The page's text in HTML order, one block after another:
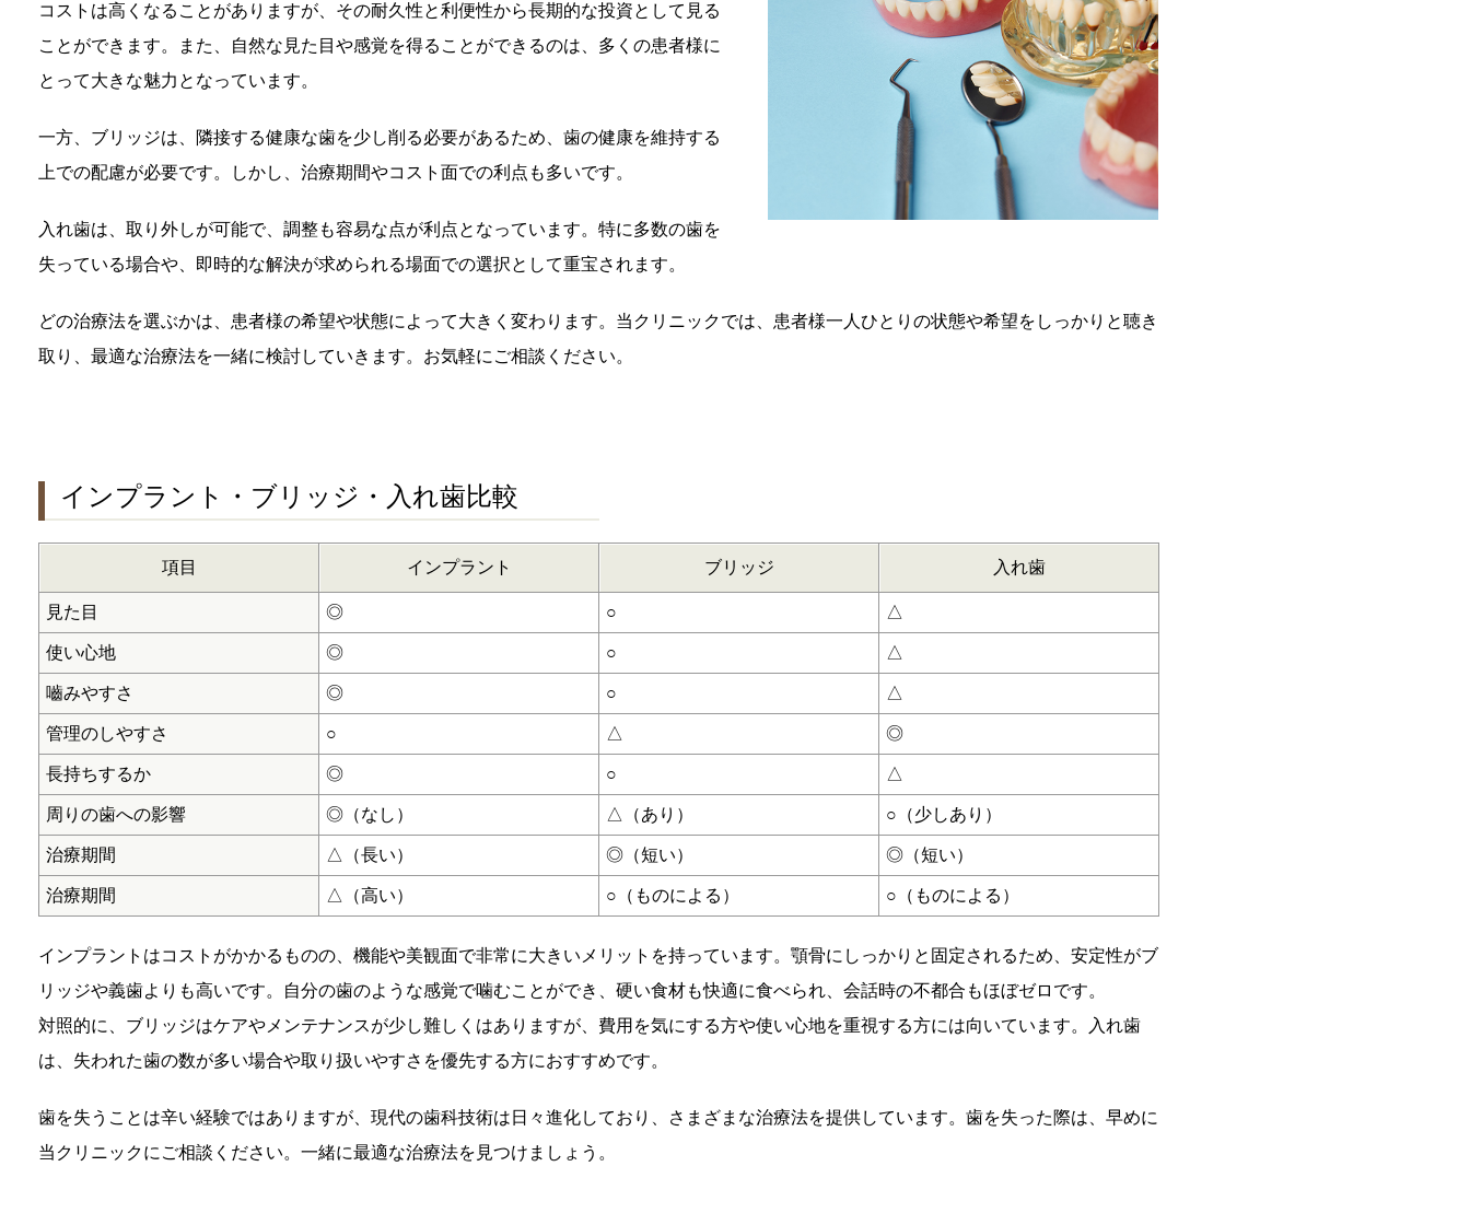
コストは高くなることがありますが、その耐久性と利便性から長期的な投資として見る
ことができます。また、自然な見た目や感覚を得ることができるのは、多くの患者様に
とって大きな魅力となっています。
一方、ブリッジは、隣接する健康な歯を少し削る必要があるため、歯の健康を維持する
上での配慮が必要です。しかし、治療期間やコスト面での利点も多いです。
入れ歯は、取り外しが可能で、調整も容易な点が利点となっています。特に多数の歯を
失っている場合や、即時的な解決が求められる場面での選択として重宝されます。
どの治療法を選ぶかは、患者様の希望や状態によって大きく変わります。当クリニックでは、患者様一人ひとりの状態や希望をしっかりと聴き
取り、最適な治療法を一緒に検討していきます。お気軽にご相談ください。
インプラント・ブリッジ・入れ歯比較
項目 インプラント ブリッジ 入れ歯
見た目 ◎ ○ △
使い心地 ◎ ○ △
嚙みやすさ ◎ ○ △
管理のしやすさ ○ △ ◎
長持ちするか ◎ ○ △
周りの歯への影響 ◎（なし） △（あり） ○（少しあり）
治療期間 △（長い） ◎（短い） ◎（短い）
治療期間 △（高い） ○（ものによる） ○（ものによる）
インプラントはコストがかかるものの、機能や美観面で非常に大きいメリットを持っています。顎骨にしっかりと固定されるため、安定性がブ
リッジや義歯よりも高いです。自分の歯のような感覚で噛むことができ、硬い食材も快適に食べられ、会話時の不都合もほぼゼロです。
対照的に、ブリッジはケアやメンテナンスが少し難しくはありますが、費用を気にする方や使い心地を重視する方には向いています。入れ歯
は、失われた歯の数が多い場合や取り扱いやすさを優先する方におすすめです。
歯を失うことは辛い経験ではありますが、現代の歯科技術は日々進化しており、さまざまな治療法を提供しています。歯を失った際は、早めに
当クリニックにご相談ください。一緒に最適な治療法を見つけましょう。